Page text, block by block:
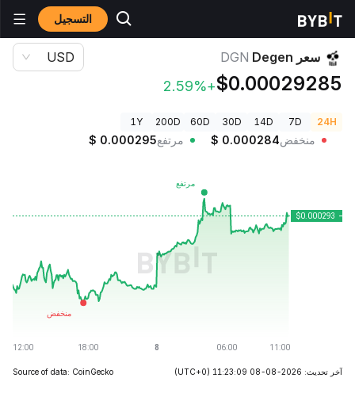
التسجيل أسعار العملات الرقمية
سعر Degen DGN
$0.00029285
+2.59%
USD
24H
7D
14D
30D
60D
200D
1Y
منخفض $ 0.000284 مرتفع $ 0.000295
آخر تحديث: 2026-08-08 11:23:09 (UTC+0)
Source of data: CoinGecko